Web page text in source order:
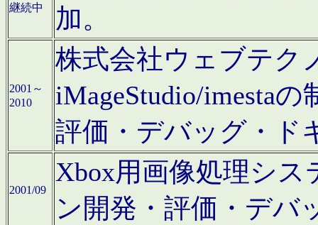
継続中
加。
2001～
2010
株式会社ウェブテク
iMageStudio/imesta
評価・デバッグ・ド
2001/09
Xbox用画像処理シ
ン開発・評価・デバ